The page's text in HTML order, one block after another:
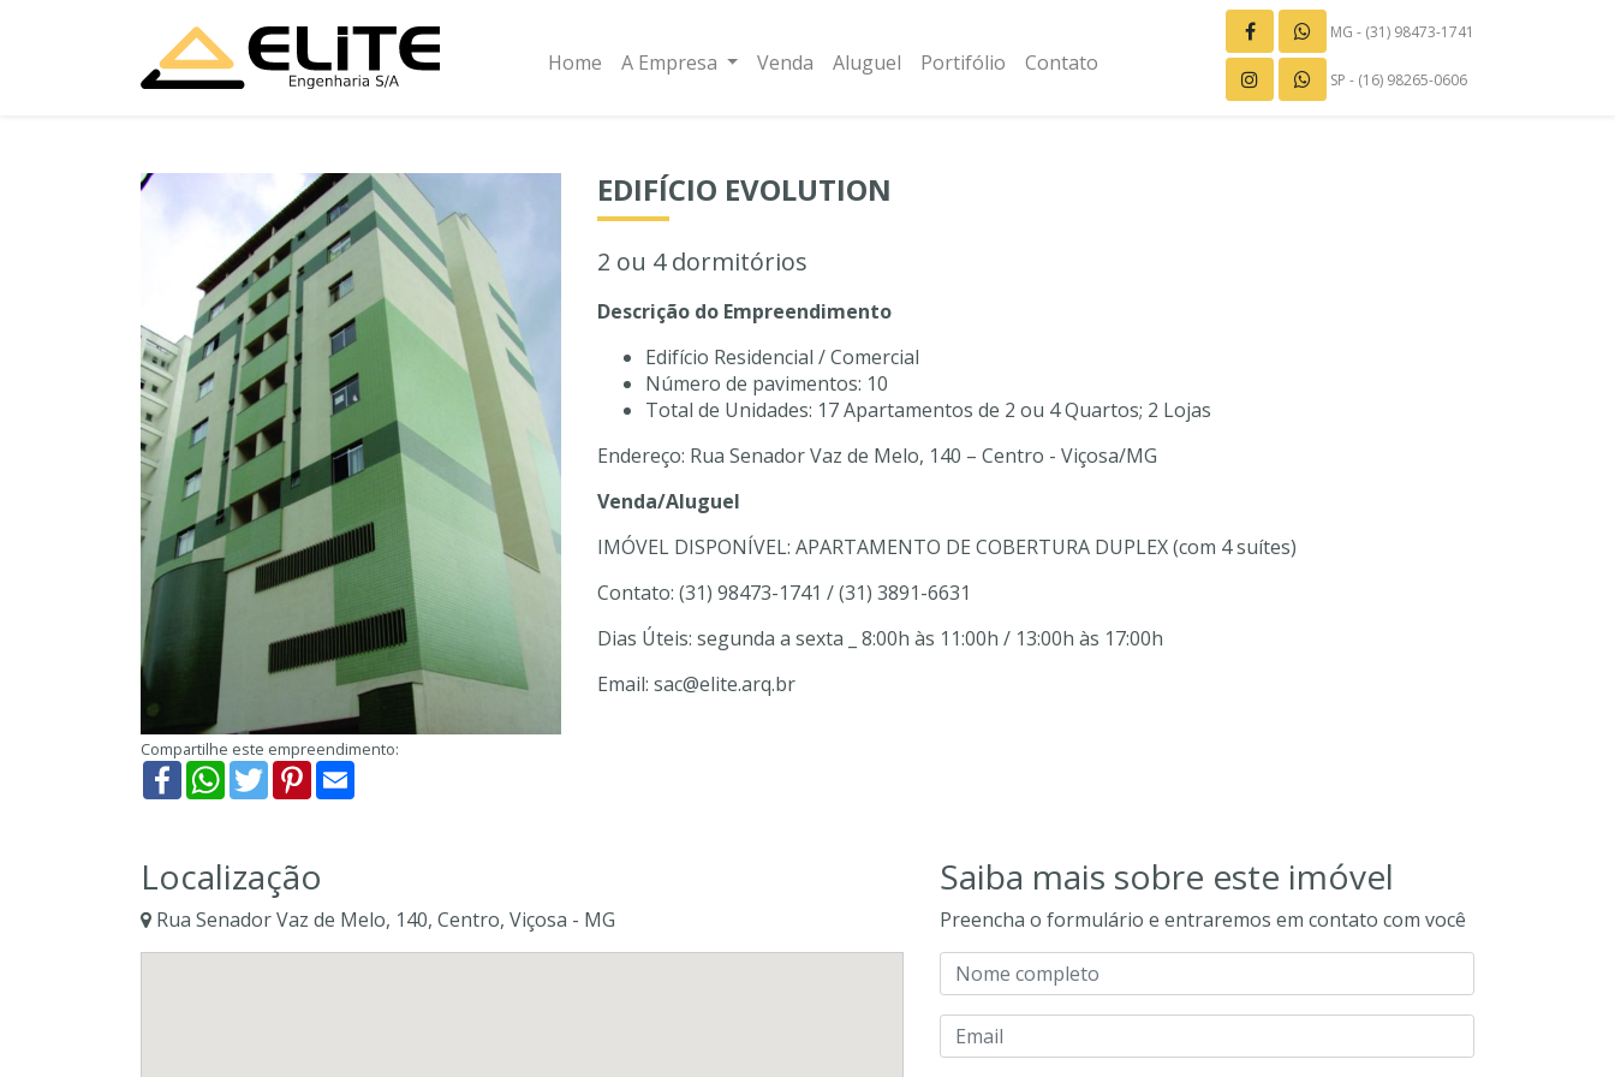
Home A Empresa Venda Aluguel Portifólio Contato
MG - (31) 98473-1741
SP - (16) 98265-0606
EDIFÍCIO EVOLUTION
2 ou 4 dormitórios
Descrição do Empreendimento
Edifício Residencial / Comercial
Número de pavimentos: 10
Total de Unidades: 17 Apartamentos de 2 ou 4 Quartos; 2 Lojas
Endereço: Rua Senador Vaz de Melo, 140 – Centro - Viçosa/MG
Venda/Aluguel
IMÓVEL DISPONÍVEL: APARTAMENTO DE COBERTURA DUPLEX (com 4 suítes)
Contato: (31) 98473-1741 / (31) 3891-6631
Dias Úteis: segunda a sexta _ 8:00h às 11:00h / 13:00h às 17:00h
Email: sac@elite.arq.br
Compartilhe este empreendimento:
FacebookWhatsApp
TwitterPinterest
Localização
Rua Senador Vaz de Melo, 140, Centro, Viçosa - MG
Saiba mais sobre este imóvel
Preencha o formulário e entraremos em contato com você